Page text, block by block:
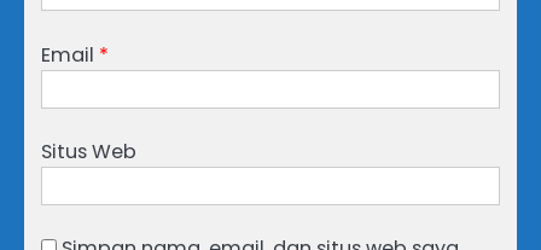
Email *
Situs Web